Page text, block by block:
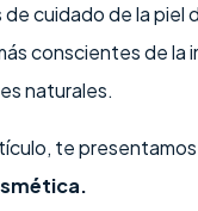
cuidado de la piel
conscientes de
naturales.
te presentamos